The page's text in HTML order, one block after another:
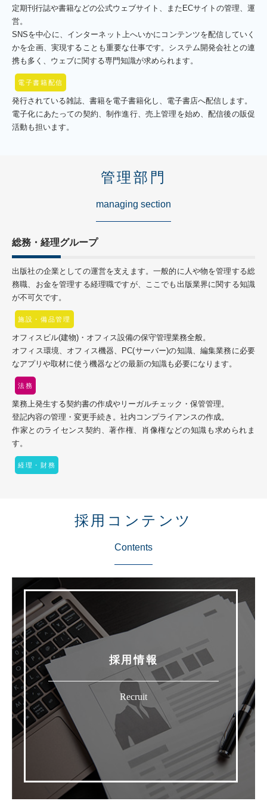
定期刊行誌や書籍などの公式ウェブサイト、またECサイトの管理、運
営。
SNSを中心に、インターネット上へいかにコンテンツを配信していく
かを企画、実現することも重要な仕事です。システム開発会社との連
携も多く、ウェブに関する専門知識が求められます。
電子書籍配信
発行されている雑誌、書籍を電子書籍化し、電子書店へ配信します。
電子化にあたっての契約、制作進行、売上管理を始め、配信後の販促
活動も担います。
管理部門
managing section
総務・経理グループ
出版社の企業としての運営を支えます。一般的に人や物を管理する総
務職、お金を管理する経理職ですが、ここでも出版業界に関する知識
が不可欠です。
施設・備品管理
オフィスビル(建物)・オフィス設備の保守管理業務全般。
オフィス環境、オフィス機器、PC(サーバー)の知識、編集業務に必要
なアプリや取材に使う機器などの最新の知識も必要になります。
法務
業務上発生する契約書の作成やリーガルチェック・保管管理。
登記内容の管理・変更手続き。社内コンプライアンスの作成。
作家とのライセンス契約、著作権、肖像権などの知識も求められま
す。
経理・財務
採用コンテンツ
Contents
採用情報
Recruit